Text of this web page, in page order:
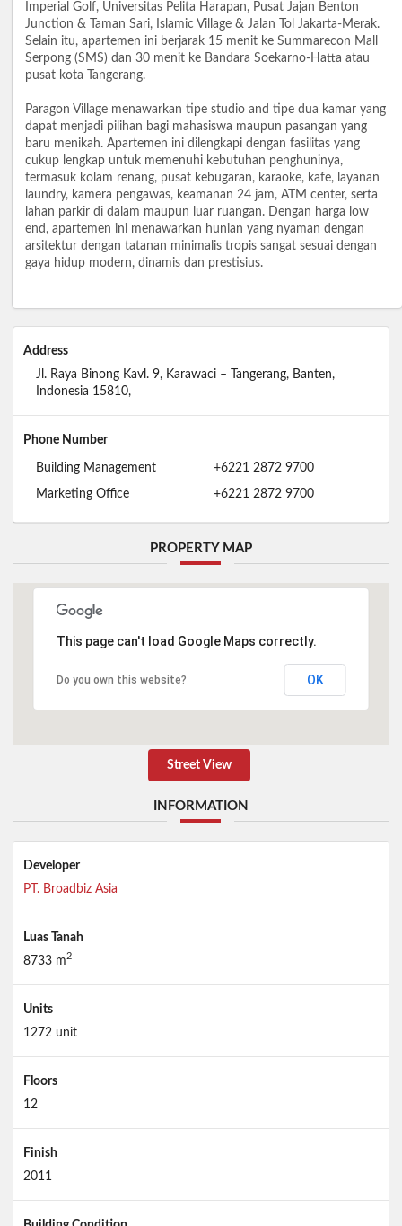
Imperial Golf, Universitas Pelita Harapan, Pusat Jajan Benton
Junction & Taman Sari, Islamic Village & Jalan Tol Jakarta-Merak.
Selain itu, apartemen ini berjarak 15 menit ke Summarecon Mall
Serpong (SMS) dan 30 menit ke Bandara Soekarno-Hatta atau
pusat kota Tangerang.
Paragon Village menawarkan tipe studio and tipe dua kamar yang
dapat menjadi pilihan bagi mahasiswa maupun pasangan yang
baru menikah. Apartemen ini dilengkapi dengan fasilitas yang
cukup lengkap untuk memenuhi kebutuhan penghuninya,
termasuk kolam renang, pusat kebugaran, karaoke, kafe, layanan
laundry, kamera pengawas, keamanan 24 jam, ATM center, serta
lahan parkir di dalam maupun luar ruangan. Dengan harga low
end, apartemen ini menawarkan hunian yang nyaman dengan
arsitektur dengan tatanan minimalis tropis sangat sesuai dengan
gaya hidup modern, dinamis dan prestisius.
Address
Jl. Raya Binong Kavl. 9, Karawaci – Tangerang, Banten,
Indonesia 15810,
Phone Number
Building Management +6221 2872 9700
Marketing Office +6221 2872 9700
PROPERTY MAP
This page can't load Google Maps correctly.
Do you own this website? OK
Street View
INFORMATION
Developer
PT. Broadbiz Asia
Luas Tanah
8733 m2
Units
1272 unit
Floors
12
Finish
2011